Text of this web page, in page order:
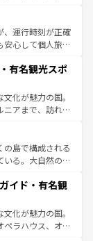
る文化を体験で
報はコンテンツ一覧
着の
ほしい。
なアフタヌーン
パブ、サッカー観
富。イギリスを旅
、運行時刻が正確
安心して個人旅行
はのユニークな
歩きも満喫する
も高いが、旅行
、うまく活用すれ
有名観光スポ
化が魅力の国。
ニアまで、訪れる
、エンターテイ
。一方、アメリカ
ニオンやイエロー
融合した独特の
異なる魅力を楽
じることができ
旅も、アメリカ
の島で構成される
いる。大自然の神
といえばオアフ
やカウアイ島が
はじめ、豊かな
ピリット」と呼ば
イド・有名観
化が魅力の国。
ペラハウス、オー